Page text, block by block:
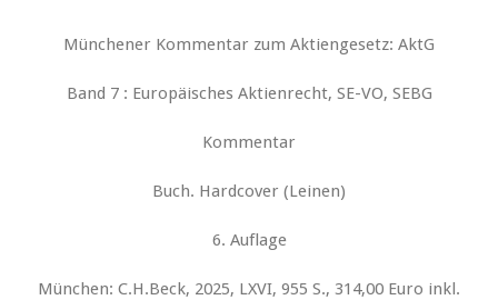
Münchener Kommentar zum Aktiengesetz: AktG
Band 7 : Europäisches Aktienrecht, SE-VO, SEBG
Kommentar
Buch. Hardcover (Leinen)
6. Auflage
München: C.H.Beck, 2025, LXVI, 955 S., 314,00 Euro inkl.